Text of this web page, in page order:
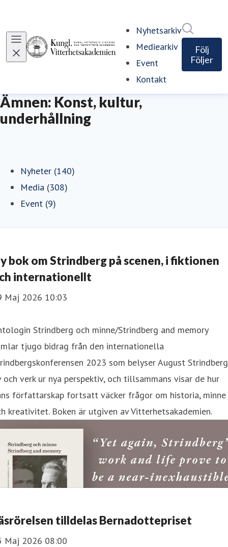
Nyhetsarkiv
Mediearkiv
Event
Kontakt
Följ
Följer
Ämnen: Konst, kultur,
underhållning
Nyheter (140)
Media (308)
Event (9)
bok om Strindberg på scenen, i fiktionen
internationellt
Maj 2026 10:03
Strindberg och minne/Strindberg and memory
tjugo bidrag från den internationella
2023 som belyser August
och verk ur nya perspektiv, och tillsammans visar de hur
författarskap fortsatt väcker frågor om historia, minne
kreativitet. Boken är utgiven av Vitterhetsakademien.
tilldelas Bernadottepriset
Maj 2026 08:00